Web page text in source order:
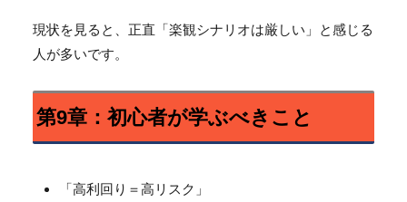
現状を見ると、正直「楽観シナリオは厳しい」
と感じる
人が多いです。
第9章：初心者が学ぶべきこと
「高利回り＝高リスク」